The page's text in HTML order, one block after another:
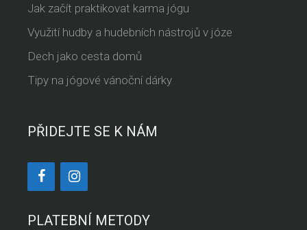
Jak začít praktikovat karma jógu
Využití hudby a hudebních nástrojů v józe
Dech jako cesta domů
Tipy na jógové vánoční dárky
PŘIDEJTE SE K NÁM
PLATEBNÍ METODY